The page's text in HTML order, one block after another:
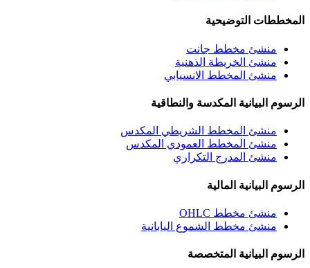
المخططات التوضيحية
منشئ مخطط جانت
منشئ الخريطة الذهنية
منشئ المخطط الانسيابي
الرسوم البيانية المكدسة والنطاقية
منشئ المخطط الشريطي المكدس
منشئ المخطط العمودي المكدس
منشئ المدرج التكراري
الرسوم البيانية المالية
منشئ مخطط OHLC
منشئ مخطط الشموع اليابانية
الرسوم البيانية المتخصصة